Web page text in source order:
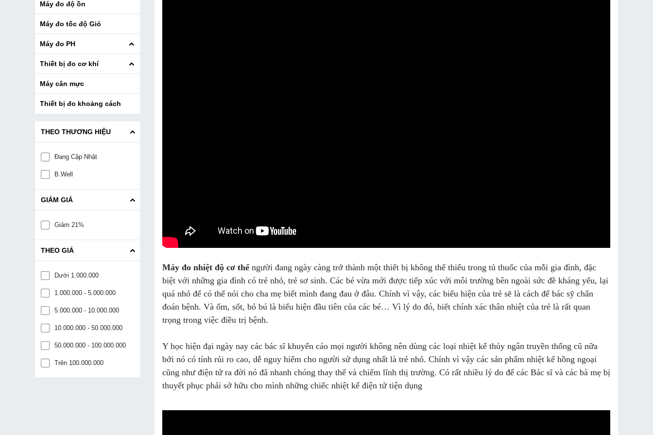
Máy đo nhiệt độ cơ thểngười đang ngày càng trở thành một thiết bị không thể thiếu trong tủ thuốc của mỗi gia đình, đặc
biệt với những gia đình có trẻ nhỏ, trẻ sơ sinh. Các bé vừa mới được tiếp xúc với môi trường bên ngoài sức đề kháng yếu, lại
quá nhỏ để có thể nói cho cha mẹ biết mình đang đau ở đâu. Chính vì vậy, các biểu hiện của trẻ sẽ là cách để bác sỹ chẩn
đoán bệnh. Và ốm, sốt, bỏ bú là biểu hiện đầu tiên của các bé… Vì lý do đó, biết chính xác thân nhiệt của trẻ là rất quan
trọng trong việc điều trị bệnh.
Y học hiện đại ngày nay các bác sĩ khuyến cáo mọi người không nên dùng các loại nhiệt kế thủy ngân truyền thống cũ nữa
bởi nó có tính rủi ro cao, dễ nguy hiểm cho người sử dụng nhất là trẻ nhỏ. Chính vì vậy các sản phẩm nhiệt kế hồng ngoại
cũng như điện tử ra đời nó đã nhanh chóng thay thế và chiếm lĩnh thị trường. Có rất nhiều lý do để các Bác sĩ và các bà mẹ bị
thuyết phục phải sở hữu cho mình những chiếc nhiệt kế điện tử tiện dụng
Máy đo độ ồn
Máy đo tốc độ Gió
Máy đo PH
Thiết bị đo cơ khí
Máy cân mực
Thiết bị đo khoảng cách
THEO THƯƠNG HIỆU
Đang Cập Nhật
B.Well
GIẢM GIÁ
Giảm 21%
THEO GIÁ
Dưới 1.000.000
1.000.000 - 5.000.000
5.000.000 - 10.000.000
10.000.000 - 50.000.000
50.000.000 - 100.000.000
Trên 100.000.000